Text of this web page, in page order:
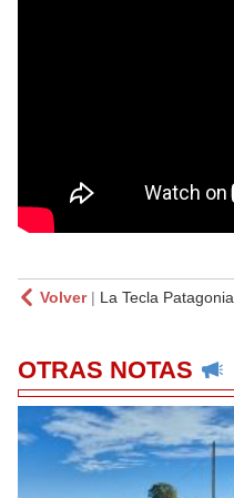
Volver| La Tecla Patagonia
OTRAS NOTAS